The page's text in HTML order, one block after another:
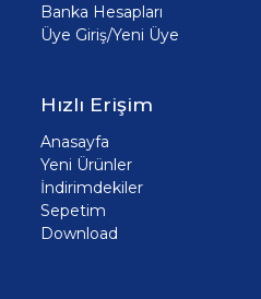
Banka Hesapları
Üye Giriş/Yeni Üye
Hızlı Erişim
Anasayfa
Yeni Ürünler
İndirimdekiler
Sepetim
Download